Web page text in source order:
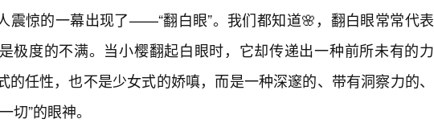
震惊的一幕出现了——“翻白眼”。我们都知道🌸，翻白眼常常代表
极度的不满。当小樱翻起白眼时，它却传递出一种前所未有的力
的任性，也不是少女式的娇嗔，而是一种深邃的、带有洞察力的、
切”的眼神。